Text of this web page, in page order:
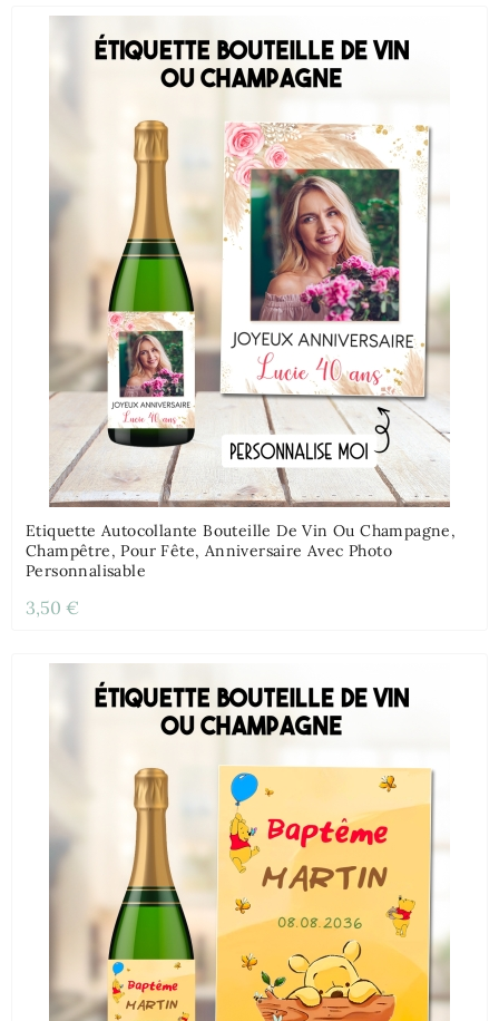
Etiquette Autocollante Bouteille De Vin Ou Champagne,
Champêtre, Pour Fête, Anniversaire Avec Photo
Personnalisable
3,50 €